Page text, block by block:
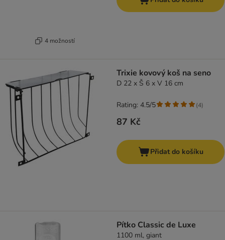
4 možností
Trixie kovový koš na seno
D 22 x Š 6 x V 16 cm
87 Kč
Rating: 4.5/5 (4)
Přidat do košíku
Pítko Classic de Luxe
1100 ml, giant